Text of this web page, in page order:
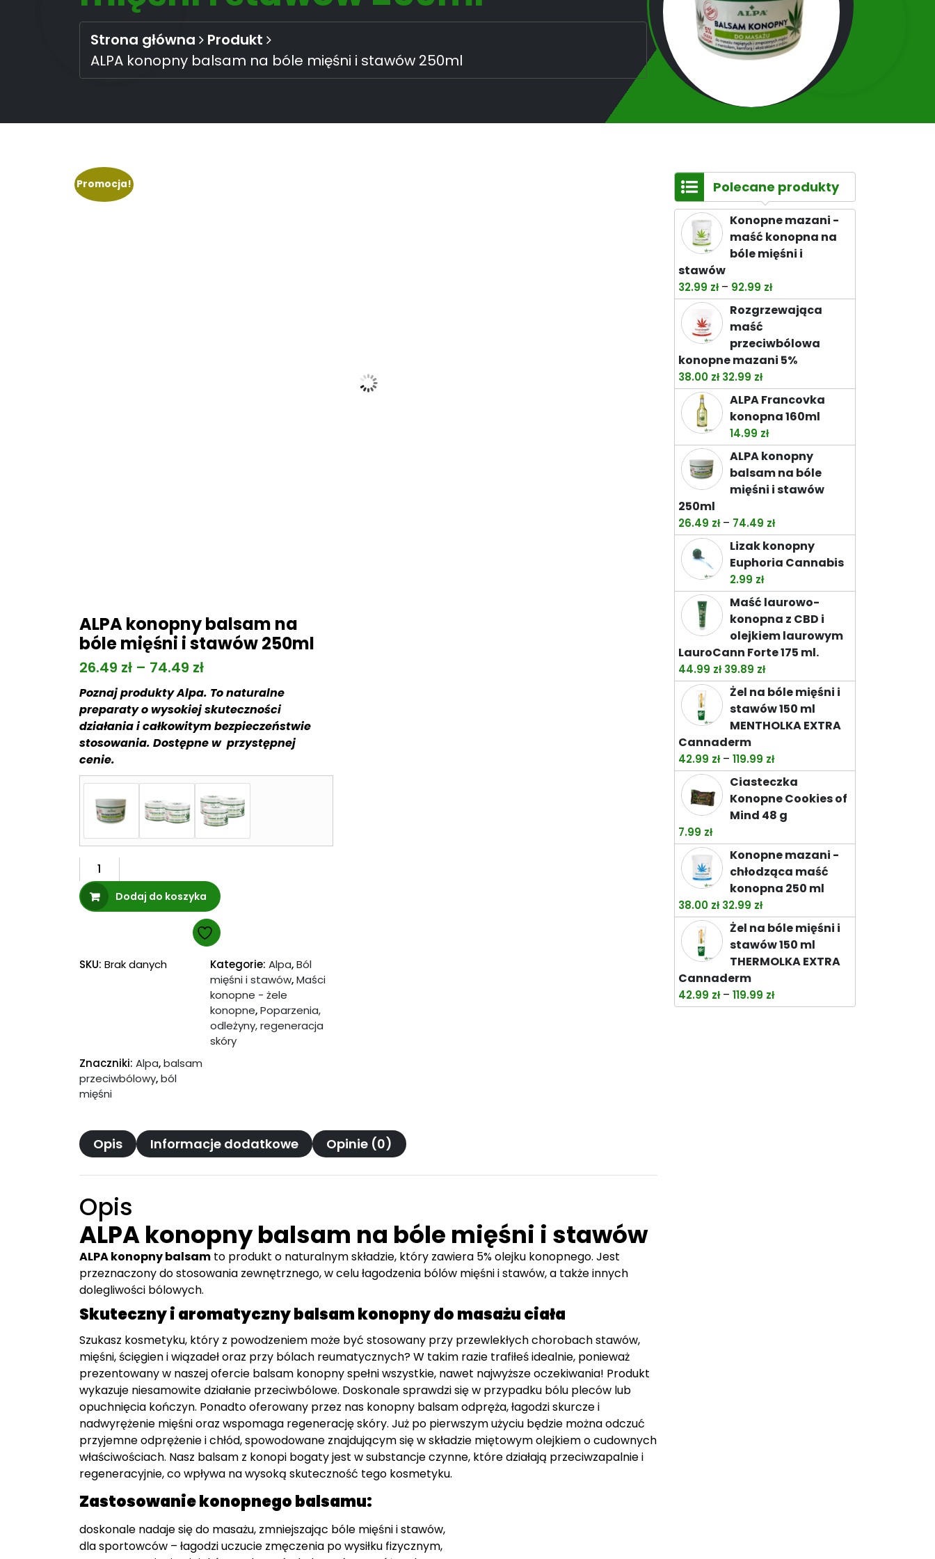
Strona główna
Produkt
ALPA konopny balsam na bóle mięśni i stawów 250ml
Promocja!
ALPA konopny balsam na
bóle mięśni i stawów 250ml
26.49 zł – 74.49 złZ
a
k
r
e
s
c
e
n
d
2
6
4
9
7
4
z
ł
Poznaj produkty Alpa. To naturalne
preparaty o wysokiej skuteczności
działania i całkowitym bezpieczeństwie
stosowania. Dostępne w przystępnej
cenie.
ilość
ALPA
konopny
balsam
mięśni
Dodaj do koszyka
SKU: Brak danych Kategorie: Alpa,Ból
mięśni i stawów,Maści
konopne - żele
konopne,Poparzenia,
odleżyny, regeneracja
skóry
Znaczniki: Alpa,balsam
przeciwbólowy,ból
mięśni
Opis Informacje dodatkowe Opinie (0)
Opis
ALPA konopny balsam na bóle mięśni i stawów
ALPA konopny balsam to produkt o naturalnym składzie, który zawiera 5% olejku konopnego. Jest
przeznaczony do stosowania zewnętrznego, w celu łagodzenia bólów mięśni i stawów, a także innych
dolegliwości bólowych.
Skuteczny i aromatyczny balsam konopny do masażu ciała
Szukasz kosmetyku, który z powodzeniem może być stosowany przy przewlekłych chorobach stawów,
mięśni, ścięgien i wiązadeł oraz przy bólach reumatycznych? W takim razie trafiłeś idealnie, ponieważ
prezentowany w naszej ofercie balsam konopny spełni wszystkie, nawet najwyższe oczekiwania! Produkt
wykazuje niesamowite działanie przeciwbólowe. Doskonale sprawdzi się w przypadku bólu pleców lub
opuchnięcia kończyn. Ponadto oferowany przez nas konopny balsam odpręża, łagodzi skurcze i
nadwyrężenie mięśni oraz wspomaga regenerację skóry. Już po pierwszym użyciu będzie można odczuć
przyjemne odprężenie i chłód, spowodowane znajdującym się w składzie miętowym olejkiem o cudownych
właściwościach. Nasz balsam z konopi bogaty jest w substancje czynne, które działają przeciwzapalnie i
regeneracyjnie, co wpływa na wysoką skuteczność tego kosmetyku.
Zastosowanie konopnego balsamu:
doskonale nadaje się do masażu, zmniejszając bóle mięśni i stawów,
dla sportowców – łagodzi uczucie zmęczenia po wysiłku fizycznym,
Polecane produkty
Konopne mazani -
maść konopna na
bóle mięśni i
stawów
32.99 zł – 92.99 złZakres
cen:
32.99 zł
do
Rozgrzewająca
maść
przeciwbólowa
konopne mazani 5%
38.00 zł Pierwotna
cena
wynosiła:
38.00 zł.
32.99 złAktualna
cena
wynosi:
32.99 zł.
ALPA Francovka
konopna 160ml
14.99 zł
ALPA konopny
balsam na bóle
mięśni i stawów
250ml
26.49 zł – 74.49 złZakres
cen:
od
do
74.49 zł
Lizak konopny
Euphoria Cannabis
2.99 zł
Maść laurowo-
konopna z CBD i
olejkiem laurowym
LauroCann Forte 175 ml.
44.99 zł Pierwotna
cena
wynosiła:
44.99 zł.
39.89 złAktualna
cena
wynosi:
39.89 zł.
Żel na bóle mięśni i
stawów 150 ml
MENTHOLKA EXTRA
Cannaderm
42.99 zł – 119.99 złZakres
cen:
od
42.99 zł
do
119.99 zł
Ciasteczka
Konopne Cookies of
Mind 48 g
7.99 zł
Konopne mazani -
chłodząca maść
konopna 250 ml
38.00 zł Pierwotna
cena
wynosiła:
38.00 zł.
32.99 złAktualna
cena
wynosi:
32.99 zł.
Żel na bóle mięśni i
stawów 150 ml
THERMOLKA EXTRA
Cannaderm
42.99 zł – 119.99 złZakres
cen: